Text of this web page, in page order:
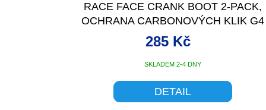
RACE FACE CRANK BOOT 2-PACK,
OCHRANA CARBONOVÝCH KLIK G4
MEDIUM MODRÁ
SKLADEM 2-4 DNY
285 Kč
DETAIL